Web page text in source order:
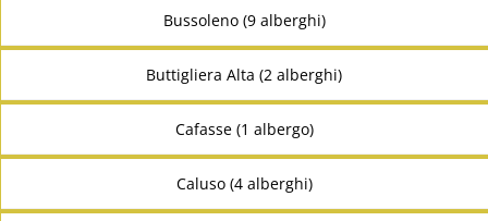
Bussoleno (9 alberghi)
Buttigliera Alta (2 alberghi)
Cafasse (1 albergo)
Caluso (4 alberghi)